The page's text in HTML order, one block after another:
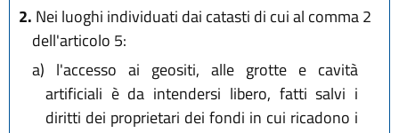
2. Nei luoghi individuati dai catasti di cui al comma 2
dell'articolo 5:
a) l'accesso ai geositi, alle grotte e cavità
artificiali è da intendersi libero, fatti salvi i
diritti dei proprietari dei fondi in cui ricadono i